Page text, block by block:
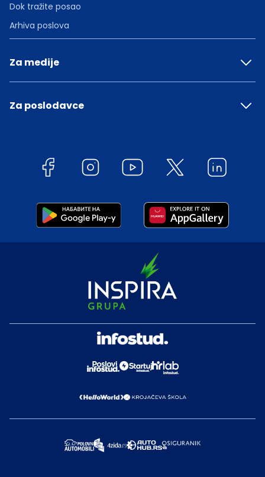
Dok tražite posao
Arhiva poslova
Za medije
Za poslodavce